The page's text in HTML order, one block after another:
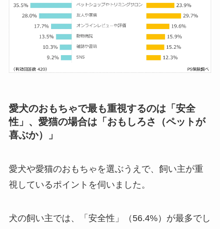
愛犬のおもちゃで最も重視するのは「安全
性」、愛猫の場合は「おもしろさ（ペットが
喜ぶか）」
愛犬や愛猫のおもちゃを選ぶうえで、飼い主が重
視しているポイントを伺いました。
犬の飼い主では、「安全性」（56.4%）が最多でし